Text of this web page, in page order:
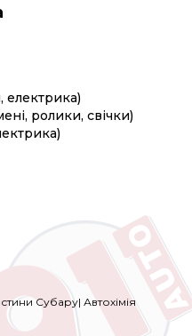
насторожити. При
робити таке
послугами
довір'ям.
свої послуги. У
оригінальні деталі
асортимент з
попиту, тому у нас
електрика)
ролики, свічки)
Субару| Автохімія